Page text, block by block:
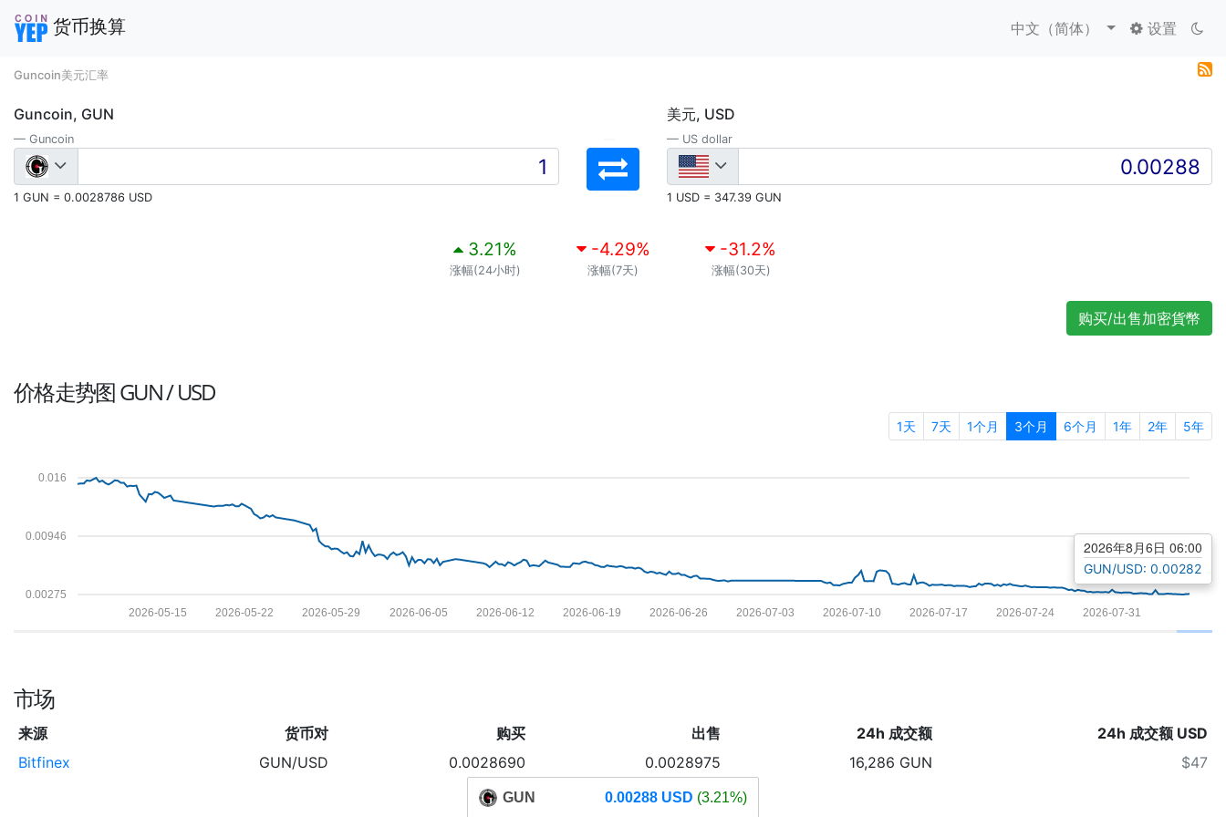
货币换算 中文（简体） 设置
Guncoin美元汇率
Guncoin, GUN
Guncoin
1 GUN = 0.0028786 USD
美元, USD
US dollar
1 USD = 347.39 GUN
3.21%
涨幅(24小时)
-4.29%
涨幅(7天)
-31.2%
涨幅(30天)
购买/出售加密貨幣
价格走势图GUN / USD
1天 7天 1个月 3个月 6个月 1年 2年 5年
0.00275
0.00946
0.016
2026-07-31
2026-07-24
2026-07-17
2026-07-10
2026-07-03
2026-06-26
2026-06-19
2026-06-12
2026-06-05
2026-05-29
2026-05-22
2026-05-15
2026年8月6日 06:00
GUN/USD: 0.00282
市场
来源 货币对 购买 出售 24h 成交额
24h 成交额 USD
Bitfinex
GUN/USD 0.0028690 0.0028975 16,286 GUN $47
GUN 0.00288 USD (3.21%)